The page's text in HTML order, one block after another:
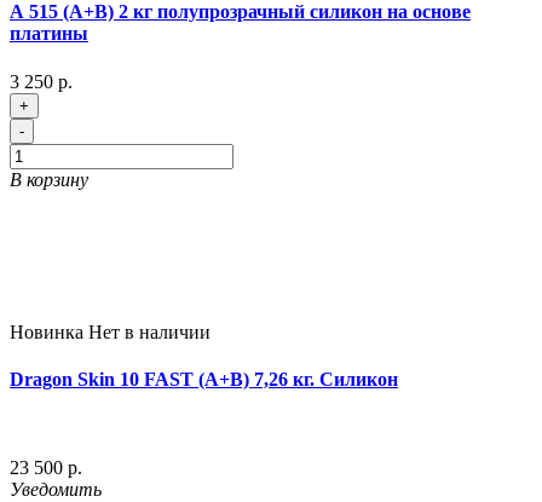
А 515 (A+B) 2 кг полупрозрачный силикон на основе
платины
3 250 р.
+
-
В корзину
Новинка Нет в наличии
Dragon Skin 10 FAST (A+B) 7,26 кг. Силикон
23 500 р.
Уведомить